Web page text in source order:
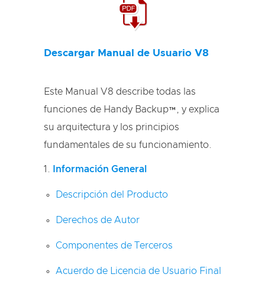
Descargar Manual de Usuario V8
Este Manual V8 describe todas las
funciones de Handy Backup™, y explica
su arquitectura y los principios
fundamentales de su funcionamiento.
Información General
Descripción del Producto
Derechos de Autor
Componentes de Terceros
Acuerdo de Licencia de Usuario Final